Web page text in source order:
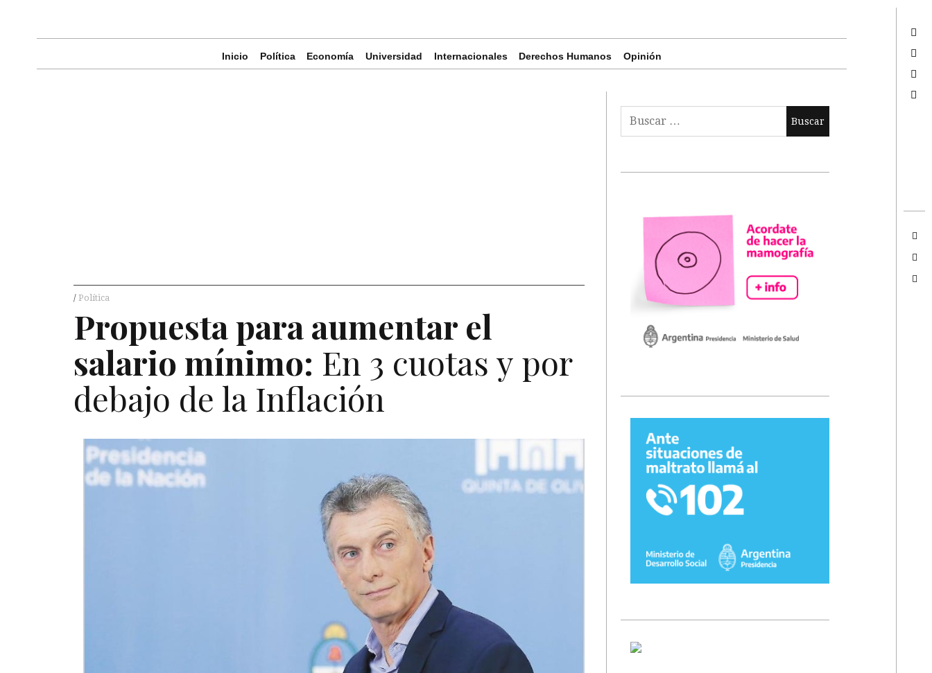
Inicio Política Economía Universidad Internacionales Derechos Humanos Opinión
Política
Propuesta para aumentar el
salario mínimo: En 3 cuotas y por
debajo de la Inflación